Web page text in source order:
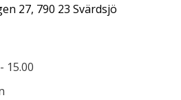
27, 790 23 Svärdsjö
15.00